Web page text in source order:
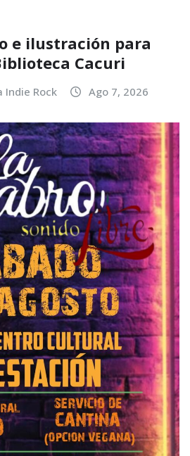
e ilustración para
Cacuri
Indie Rock Ago 7, 2026